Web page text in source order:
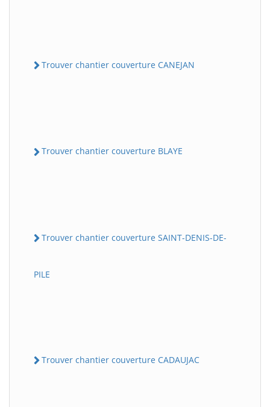
Trouver chantier couverture CANEJAN
Trouver chantier couverture BLAYE
Trouver chantier couverture SAINT-DENIS-DE-
PILE
Trouver chantier couverture CADAUJAC